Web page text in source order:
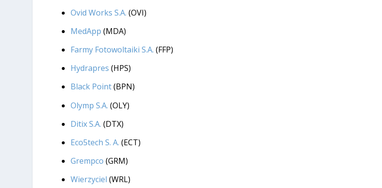
Ovid Works S.A. (OVI)
MedApp (MDA)
Farmy Fotowoltaiki S.A. (FFP)
Hydrapres (HPS)
Black Point(BPN)
Olymp S.A. (OLY)
Ditix S.A. (DTX)
Eco5tech S. A. (ECT)
Grempco (GRM)
Wierzyciel (WRL)